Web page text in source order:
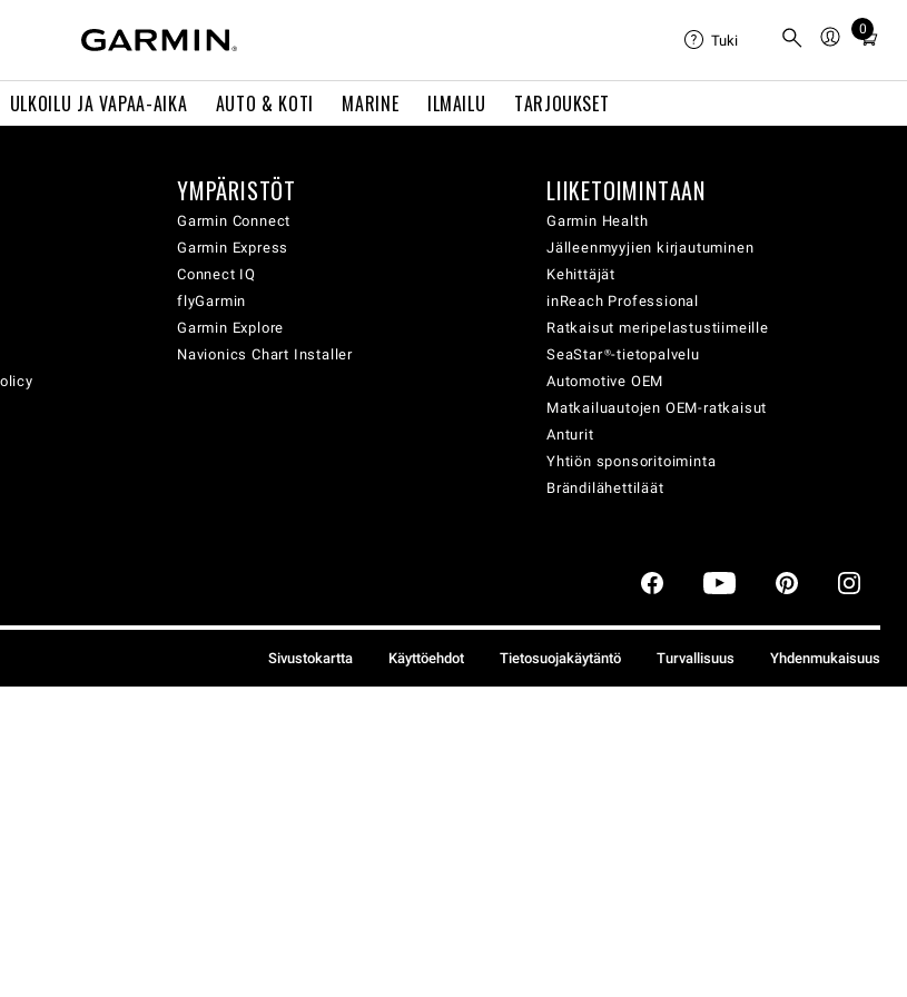
ULKOILU JA VAPAA-AIKA AUTO & KOTI MARINE ILMAILU TARJOUKSET
Tuki
0
Total
cart:
YMPÄRISTÖT
Garmin Connect
Garmin Express
Connect IQ
flyGarmin
Garmin Explore
Navionics Chart Installer
LIIKETOIMINTAAN
Garmin Health
Jälleenmyyjien kirjautuminen
Kehittäjät
inReach Professional
Ratkaisut meripelastustiimeille
SeaStar®-tietopalvelu
Automotive OEM
Matkailuautojen OEM-ratkaisut
Anturit
Yhtiön sponsoritoiminta
Brändilähettiläät
Sivustokartta Käyttöehdot Tietosuojakäytäntö Turvallisuus Yhdenmukaisuus